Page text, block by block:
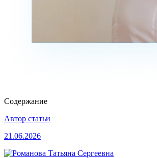
Содержание
Автор статьи
21.06.2026